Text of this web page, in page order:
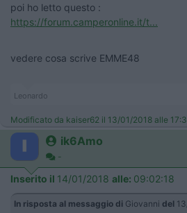
poi ho letto questo :
https://forum.camperonline.it/t...
vedere cosa scrive EMME48
Leonardo
Modificato da kaiser62 il 13/01/2018 alle
ik6Amo
-
Inserito il 14/01/2018 alle: 09:02:18
In risposta al messaggio di Giovanni del